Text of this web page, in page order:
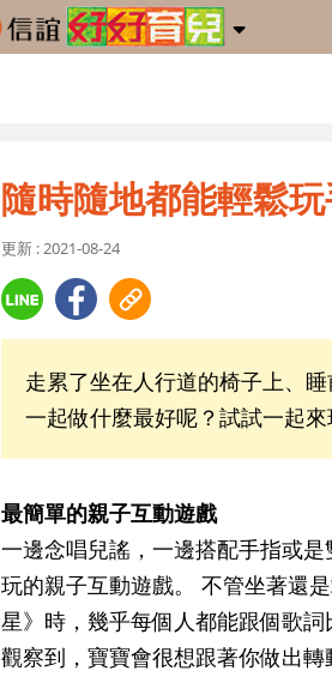
隨時隨地都能輕鬆
更新 : 2021-08-24
走累了坐在人行道的椅子上、
一起做什麼最好呢？試試一起來
最簡單的親子互動遊戲
一邊念唱兒謠，一邊搭配手指或
玩的親子互動遊戲。 不管坐著還
星》時，幾乎每個人都能跟個歌
觀察到，寶寶會很想跟著你做出